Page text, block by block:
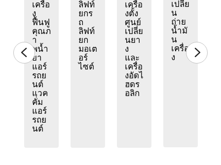
เครื่อ
ง
ฟื้นฟู
คุณภ
า
พน้ำ
ยา
แอร์
รถย
นต์
แวค
คั่ม
แอร์
รถย
นต์
ลิฟท์
ยกร
ถ
ลิฟท์
ยก
มอเต
อร์
ไซต์
เครื่อ
งตั้ง
ศูนย์
เปลี่ย
นยา
ง
และ
เครื่อ
งอัดไ
ฮดร
อลิก
เปลี่ย
น
ถ่าย
น้ำมั
น
เครื่อ
ง